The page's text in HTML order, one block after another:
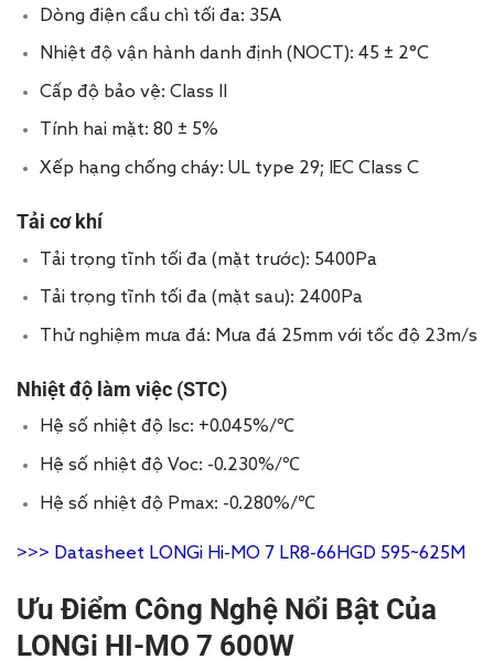
Dòng điện cầu chì tối đa: 35A
Nhiệt độ vận hành danh định (NOCT): 45 ± 2°C
Cấp độ bảo vệ: Class II
Tính hai mặt: 80 ± 5%
Xếp hạng chống cháy: UL type 29; IEC Class C
Tải cơ khí
Tải trọng tĩnh tối đa (mặt trước): 5400Pa
Tải trọng tĩnh tối đa (mặt sau): 2400Pa
Thử nghiệm mưa đá: Mưa đá 25mm với tốc độ 23m/s
Nhiệt độ làm việc (STC)
Hệ số nhiệt độ Isc: +0.045%/℃
Hệ số nhiệt độ Voc: -0.230%/℃
Hệ số nhiệt độ Pmax: -0.280%/℃
>>> Datasheet LONGi Hi-MO 7 LR8-66HGD 595~625M
Ưu Điểm Công Nghệ Nổi Bật Của
LONGi HI-MO 7 600W